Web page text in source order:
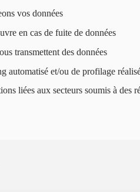
vos données
en cas de fuite de données
transmettent des données
automatisé et/ou de profilage
liées aux secteurs soumis à des